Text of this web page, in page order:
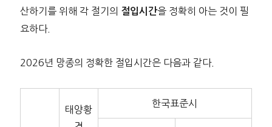
산하기를 위해 각 절기의 절입시간을 정확히 아는 것이 필
요하다.
2026년 망종의 정확한 절입시간은 다음과 같다.
태양황
한국표준시